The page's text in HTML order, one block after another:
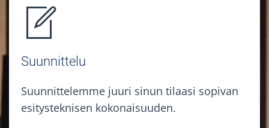
Suunnittelu
Suunnittelemme juuri sinun tilaasi sopivan
esitysteknisen kokonaisuuden.